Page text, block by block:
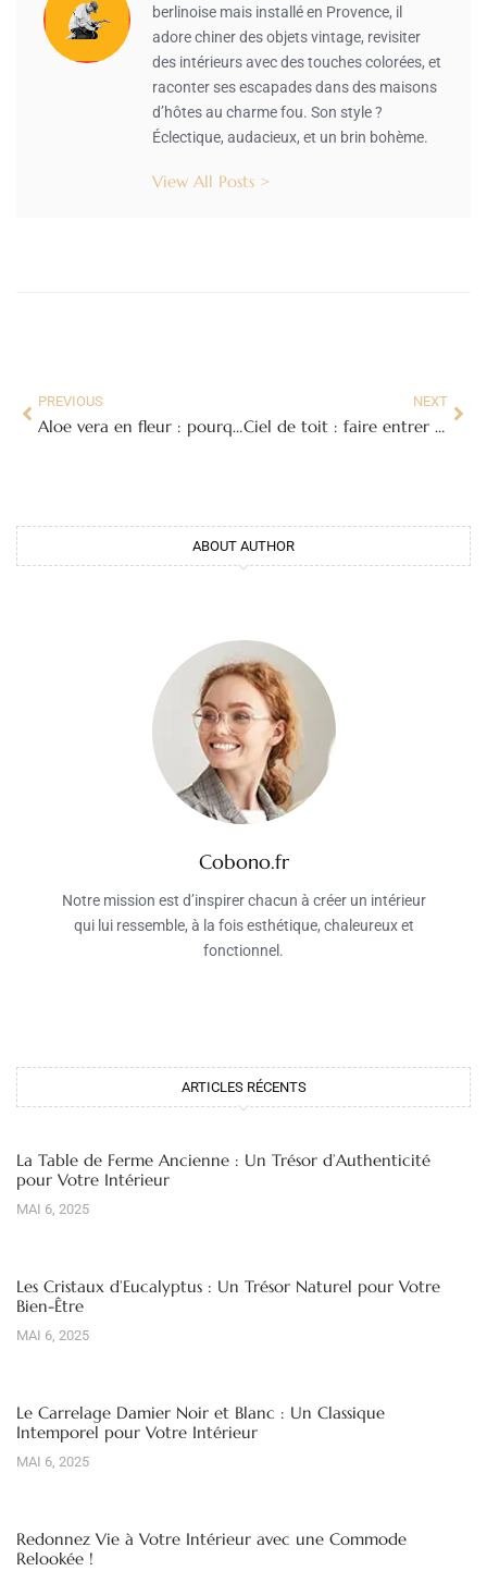
berlinoise mais installé en Provence, il
adore chiner des objets vintage, revisiter
des intérieurs avec des touches colorées, et
raconter ses escapades dans des maisons
d’hôtes au charme fou. Son style ?
Éclectique, audacieux, et un brin bohème.
View All Posts >
PREVIOUS
Aloe vera en fleur : pourquoi et comment le faire fleurir
NEXT
Ciel de toit : faire entrer la lumière du ciel dans votre intérieur
ABOUT AUTHOR
Cobono.fr
Notre mission est d’inspirer chacun à créer un intérieur
qui lui ressemble, à la fois esthétique, chaleureux et
fonctionnel.
ARTICLES RÉCENTS
La Table de Ferme Ancienne : Un Trésor d’Authenticité
pour Votre Intérieur
MAI 6, 2025
Les Cristaux d’Eucalyptus : Un Trésor Naturel pour Votre
Bien-Être
MAI 6, 2025
Le Carrelage Damier Noir et Blanc : Un Classique
Intemporel pour Votre Intérieur
MAI 6, 2025
Redonnez Vie à Votre Intérieur avec une Commode
Relookée !